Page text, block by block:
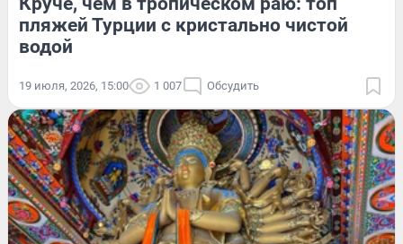
пляжей Турции с кристально чистой
водой
19 июля, 2026, 15:00 1 007 Обсудить